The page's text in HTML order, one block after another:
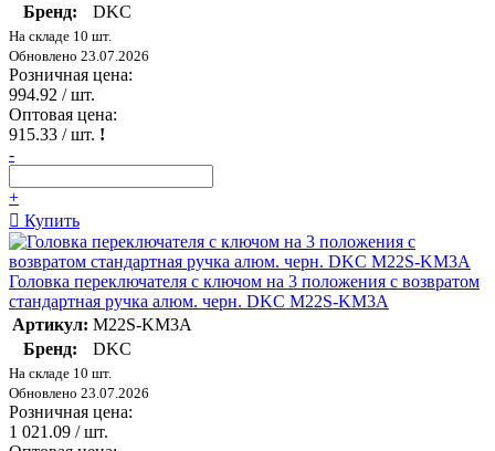
Бренд:
DKC
На складе 10 шт.
Обновлено 23.07.2026
Розничная цена:
994.92 / шт.
Оптовая цена:
915.33 / шт. !
-
+
Купить
Головка переключателя с ключом на 3 положения с возвратом
стандартная ручка алюм. черн. DKC M22S-KM3A
Артикул: M22S-KM3A
Бренд:
DKC
На складе 10 шт.
Обновлено 23.07.2026
Розничная цена:
1 021.09 / шт.